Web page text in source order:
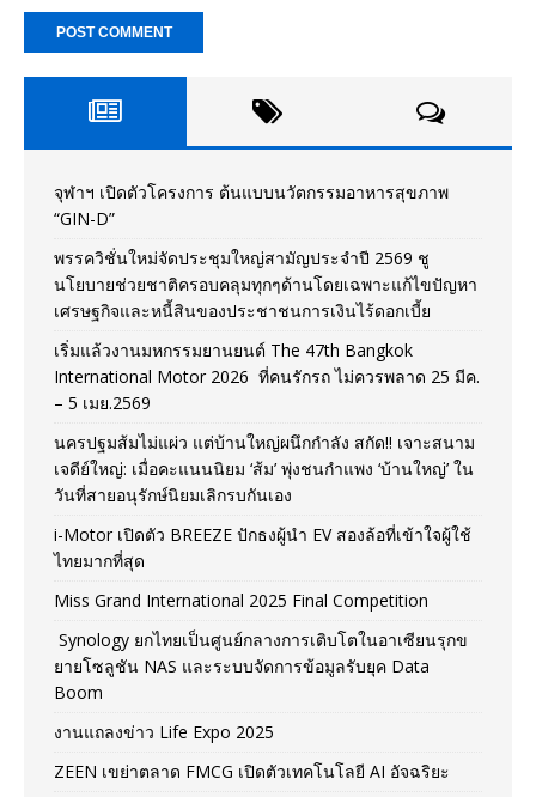
จุฬาฯ เปิดตัวโครงการ ต้นแบบนวัตกรรมอาหารสุขภาพ
“GIN-D”
พรรควิชั่นใหม่จัดประชุมใหญ่สามัญประจำปี 2569 ชู
นโยบายช่วยชาติครอบคลุมทุกๆด้านโดยเฉพาะแก้ไขปัญหา
เศรษฐกิจและหนี้สินของประชาชนการเงินไร้ดอกเบี้ย
เริ่มแล้วงานมหกรรมยานยนต์ The 47th Bangkok
International Motor 2026 ที่คนรักรถ ไม่ควรพลาด 25 มีค.
– 5 เมย.2569
นครปฐมส้มไม่แผ่ว แต่บ้านใหญ่ผนึกกำลัง สกัด!! เจาะสนาม
เจดีย์ใหญ่: เมื่อคะแนนนิยม ‘ส้ม’ พุ่งชนกำแพง ‘บ้านใหญ่’ ใน
วันที่สายอนุรักษ์นิยมเลิกรบกันเอง
i-Motor เปิดตัว BREEZE ปักธงผู้นำ EV สองล้อที่เข้าใจผู้ใช้
ไทยมากที่สุด
Miss Grand International 2025 Final Competition
Synology ยกไทยเป็นศูนย์กลางการเติบโตในอาเซียนรุกข
ยายโซลูชัน NAS และระบบจัดการข้อมูลรับยุค Data
Boom
งานแถลงข่าว Life Expo 2025
ZEEN เขย่าตลาด FMCG เปิดตัวเทคโนโลยี AI อัจฉริยะ